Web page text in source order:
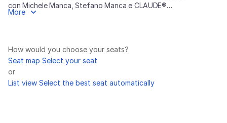
PINO
I.A.NTICORPI]
Teatro
Giuditta
con Michele Manca, Stefano Manca e CLAUDE®
produzione Pino e gli Anticorpi
Pino e gli Anticorpi
portano in scena una comicissima sfida tra
uomo e Intelligenza Artificiale. Tra gag, equivoci e irresistibile
comicità, Michele e Stefano Manca trasformano uno dei temi
più attuali del nostro tempo in uno spettacolo travolgente e
More
How would you choose your seats?
Seat map Select your seat
or
List view Select the best seat automatically